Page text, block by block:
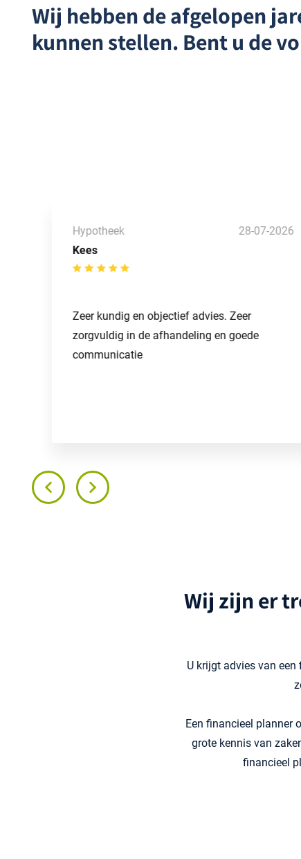
Wij hebben de afgelopen
kunnen stellen. Bent u de
Kees
Hypotheek 28-07-2026
Zeer kundig en objectief advies. Zeer
zorgvuldig in de afhandeling en goede
communicatie
Wij zijn er
U krijgt advies van
Een financieel planner
grote kennis van
financieel